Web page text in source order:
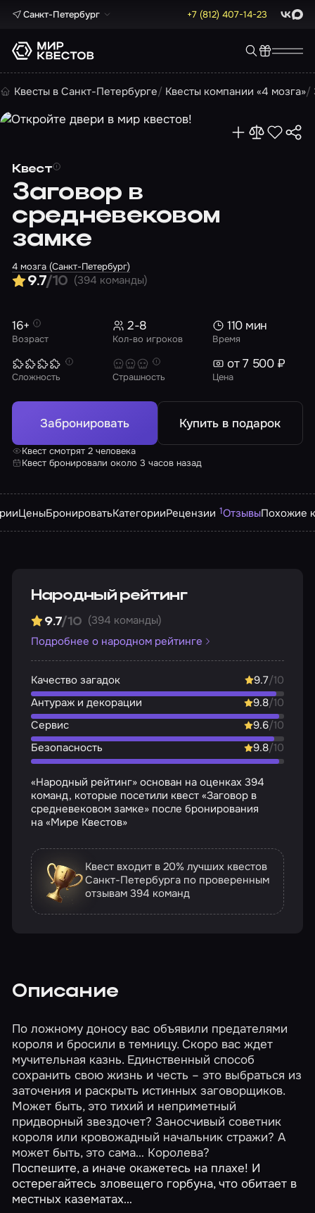
Санкт-Петербург +7 (812) 407-14-23 Max
Квесты в Санкт-Петербурге Квесты компании «4 мозга»
Квест
Заговор в
средневековом
замке
4 мозга (Санкт-Петербург)
9.7/10 (394 команды)
Возраст
16+
Кол-во игроков
2-8
Время
110 мин
Сложность Страшность Цена
от 7 500 ₽
Забронировать Купить в подарок
Квест смотрят 2 человека
Квест бронировали около 3 часов назад
ЦеныБронироватьКатегорииРецензии 1ОтзывыПохожие
Народный рейтинг
9.7/10 (394 команды)
Подробнее о народном рейтинге
Качество загадок 9.7/10
Антураж и декорации
9.8/10
Сервис
9.6/10
Безопасность
9.8/10
«Народный рейтинг» основан на оценках 394
команд, которые посетили квест «Заговор в
средневековом замке» после бронирования
на «Мире Квестов»
Квест входит в 20% лучших квестов
Санкт-Петербурга по проверенным
отзывам394 команд
Описание
По ложному доносу вас объявили предателями
короля и бросили в темницу. Скоро вас ждет
мучительная казнь. Единственный способ
сохранить свою жизнь и честь – это выбраться из
заточения и раскрыть истинных заговорщиков.
Может быть, это тихий и неприметный
придворный звездочет? Заносчивый советник
короля или кровожадный начальник стражи? А
может быть, это сама… Королева?
Поспешите, а иначе окажетесь на плахе! И
остерегайтесь зловещего горбуна, что обитает в
местных казематах…